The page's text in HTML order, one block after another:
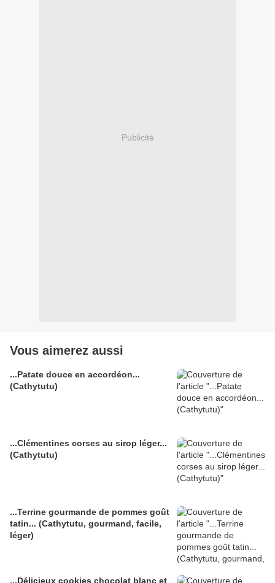
Publicité
Vous aimerez aussi
...Patate douce en accordéon...
(Cathytutu)
...Clémentines corses au sirop léger...
(Cathytutu)
...Terrine gourmande de pommes goût
tatin... (Cathytutu, gourmand, facile,
léger)
...Délicieux cookies chocolat blanc et